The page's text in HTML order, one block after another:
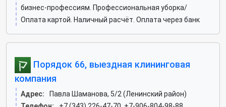
бизнес-профессиям. Профессиональная уборка/
Оплата картой. Наличный расчёт. Оплата через банк
Порядок 66, выездная клининговая
компания
Адрес:
Павла Шаманова, 5/2 (Ленинский район)